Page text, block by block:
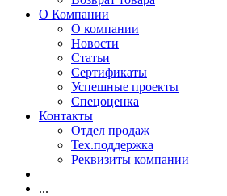
О Компании
О компании
Новости
Статьи
Сертификаты
Успешные проекты
Спецоценка
Контакты
Отдел продаж
Тех.поддержка
Реквизиты компании
...